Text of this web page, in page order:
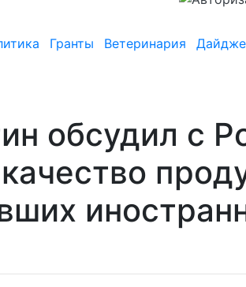
Гранты Ветеринария
обсудил с